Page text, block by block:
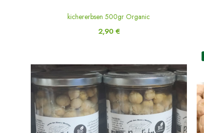
kichererbsen 500gr Organic
2,90 €